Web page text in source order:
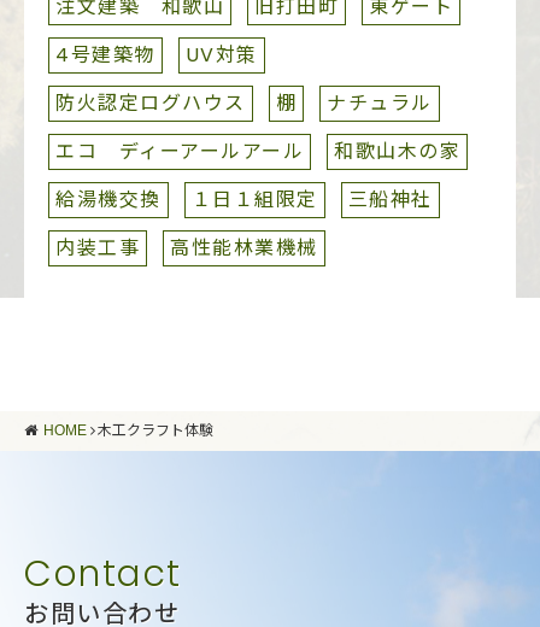
注文建築 和歌山
旧打田町
東ゲート
4号建築物
UV対策
防火認定ログハウス
棚
ナチュラル
エコ ディーアールアール
和歌山木の家
給湯機交換
１日１組限定
三船神社
内装工事
高性能林業機械
HOME 木工クラフト体験
お問い合わせ